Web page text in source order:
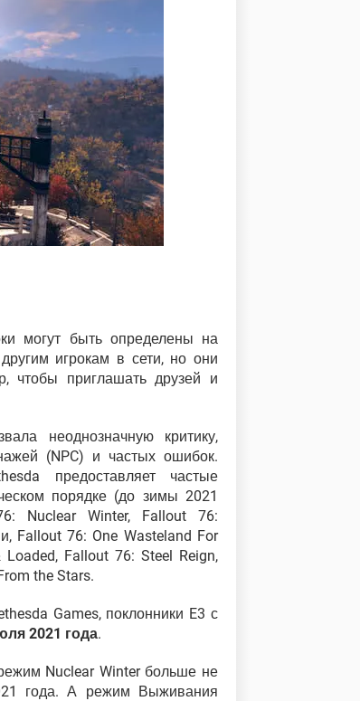
могут быть определены на
игрокам в сети, но они
чтобы приглашать друзей и
неоднозначную критику,
(NPC) и частых ошибок.
предоставляет частые
порядке (до зимы 2021
Nuclear Winter, Fallout 76:
Fallout 76: One Wasteland For
Fallout 76: Steel Reign,
the Stars.
Games, поклонники E3 с
2021 года.
Nuclear Winter больше не
года. А режим Выживания